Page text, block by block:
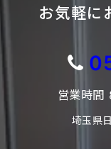
お気軽に
営業時
埼玉県